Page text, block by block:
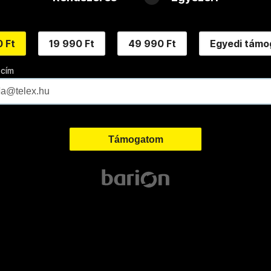
Ft 19 990 Ft 49 990 Ft Egyedi